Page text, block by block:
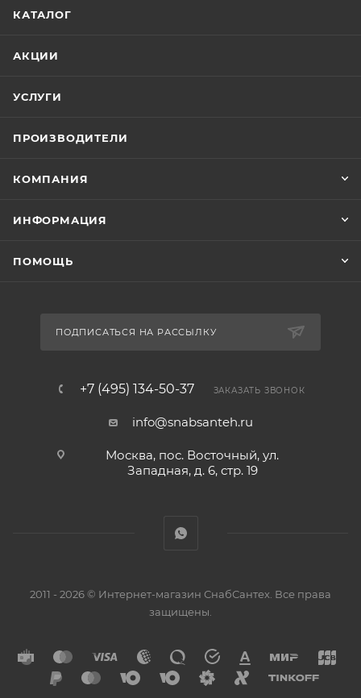
КАТАЛОГ
АКЦИИ
УСЛУГИ
ПРОИЗВОДИТЕЛИ
КОМПАНИЯ
ИНФОРМАЦИЯ
ПОМОЩЬ
ПОДПИСАТЬСЯ НА РАССЫЛКУ
+7 (495) 134-50-37 ЗАКАЗАТЬ ЗВОНОК
info@snabsanteh.ru
Москва, пос. Восточный, ул.
Западная, д. 6, стр. 19
2011 - 2026 © Интернет-магазин СнабСантех. Все права
защищены.